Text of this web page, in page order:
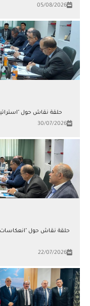
05/08/2026
حلقة نقاش حول
30/07/2026
حلقة نقاش حول "انعكاسات
22/07/2026